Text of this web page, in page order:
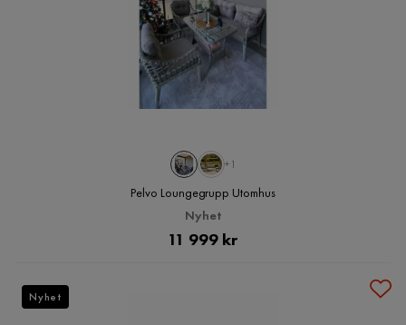
+1
Pelvo Loungegrupp Utomhus
Nyhet
Pris
11 999 kr
Nyhet